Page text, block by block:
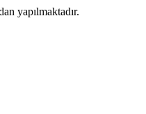
yapılmaktadır.